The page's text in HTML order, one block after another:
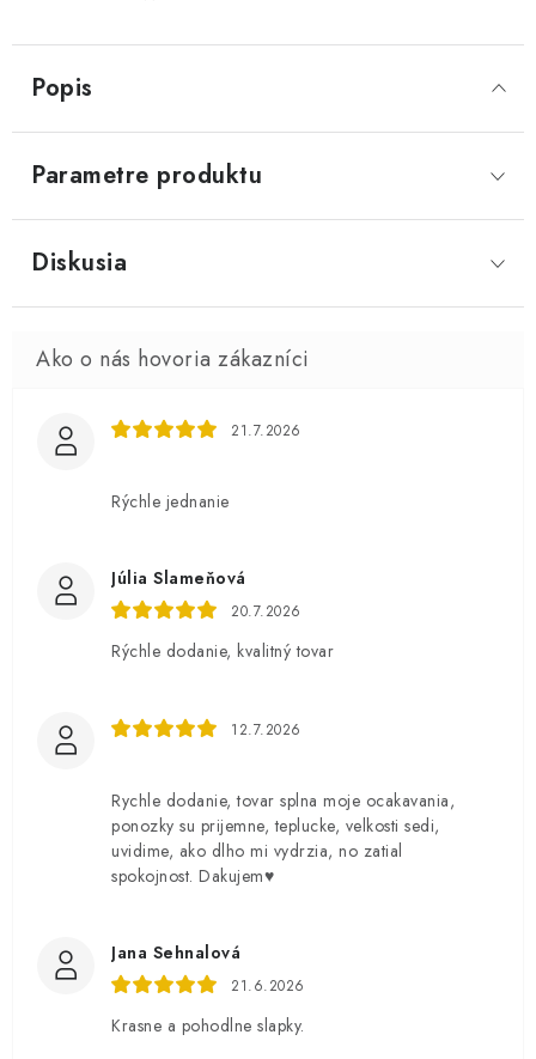
Popis
Parametre produktu
Diskusia
21.7.2026
Rýchle jednanie
Júlia Slameňová
20.7.2026
Rýchle dodanie, kvalitný tovar
12.7.2026
Rychle dodanie, tovar splna moje ocakavania,
ponozky su prijemne, teplucke, velkosti sedi,
uvidime, ako dlho mi vydrzia, no zatial
spokojnost. Dakujem♥️
Jana Sehnalová
21.6.2026
Krasne a pohodlne slapky.